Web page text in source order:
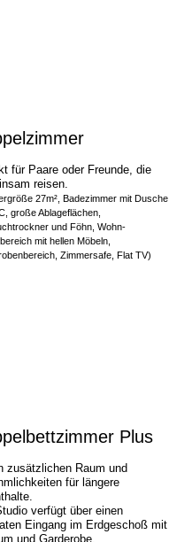
für Paare oder Freunde, die
reisen.
27m², Badezimmer mit Dusche
große Ablageflächen,
und Föhn, Wohn-
mit hellen Möbeln,
Zimmersafe, Flat TV)
Plus
zusätzlichen Raum und
für längere
verfügt über einen
Eingang im Erdgeschoß mit
und Garderobe.